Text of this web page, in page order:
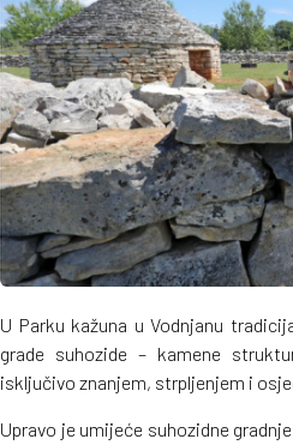
U Parku kažuna u Vodnjanu
grade suhozide – kamene
isključivo znanjem, strpljenjem i
Upravo je umijeće suhozidne